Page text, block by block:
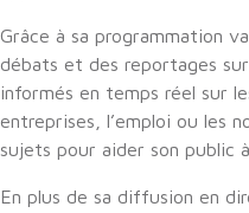
Grâce à sa programmation
débats et des reportages
informés en temps réel sur
entreprises, l’emploi ou les
sujets pour aider son public
En plus de sa diffusion en